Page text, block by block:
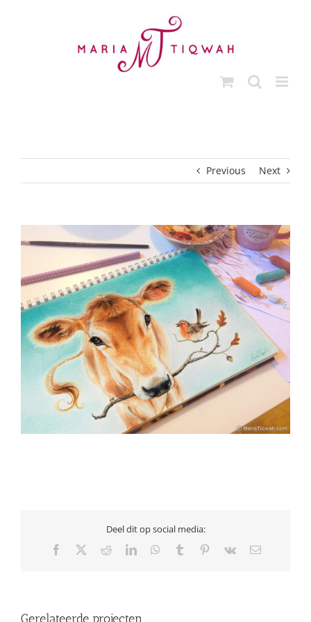
Previous Next
Deel dit op social media:
Facebook RedditLinkedInWhatsApp
Tumblr Pinterest
Vk
E-
Gerelateerde projecten